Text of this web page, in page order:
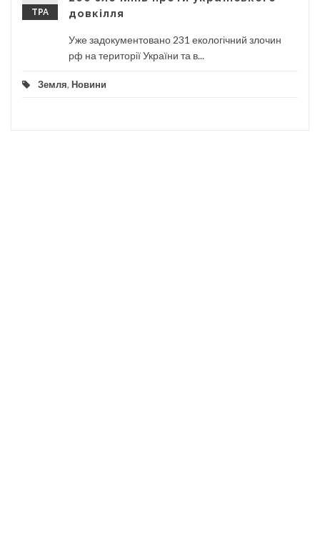
ТРА
довкілля
Уже задокументовано 231 екологічний злочин
рф на території України та в...
Земля, Новини